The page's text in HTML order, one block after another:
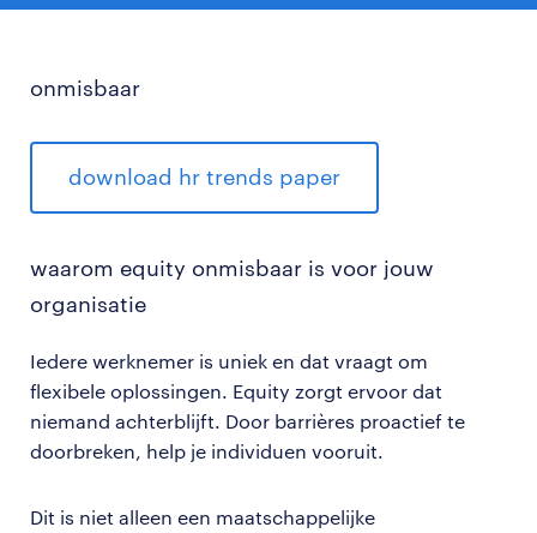
onmisbaar
download hr trends paper
waarom equity onmisbaar is voor jouw
organisatie
Iedere werknemer is uniek en dat vraagt om
flexibele oplossingen. Equity zorgt ervoor dat
niemand achterblijft. Door barrières proactief te
doorbreken, help je individuen vooruit.
Dit is niet alleen een maatschappelijke